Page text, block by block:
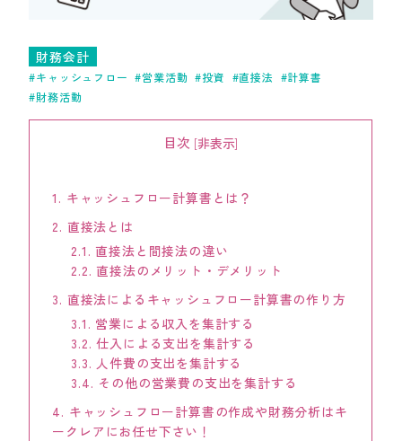
SOCIAL AND LABOR CORPORATION
キークレア社会保険労務士法人
REAL ESTATE CORPORATION
キークレア不動産株式会社
KEYCREA KHM TAX & ACCOUNTING CO.,LTD.
Keycrea KHM Tax & Accounting Co.,Ltd.
提案事例
TOPICS
トピックス
コラム
財務会計
キャッシュフロー 営業活動 投資 直接法
計算書
財務活動
目次 [非表示]
1. キャッシュフロー計算書とは？
2. 直接法とは
2.1. 直接法と間接法の違い
2.2. 直接法のメリット・デメリット
3. 直接法によるキャッシュフロー計算書の作り方
3.1. 営業による収入を集計する
3.2. 仕入による支出を集計する
3.3. 人件費の支出を集計する
3.4. その他の営業費の支出を集計する
4. キャッシュフロー計算書の作成や財務分析はキ
ークレアにお任せ下さい！